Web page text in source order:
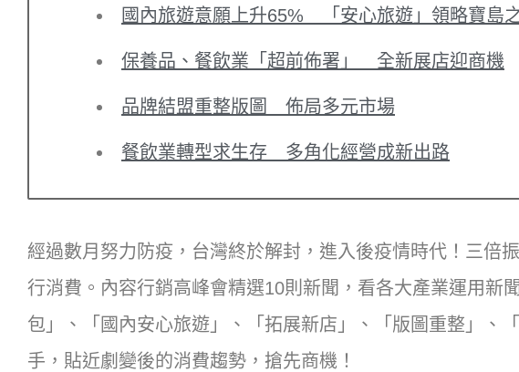
國內旅遊意願上升65% 「安心旅遊」領略寶島
保養品、餐飲業「超前佈署」 全新展店迎商機
品牌結盟重整版圖 佈局多元市場
餐飲業轉型求生存 多角化經營成新出路
經過數月努力防疫，台灣終於解封，進入後疫情時代！三倍
行消費。內容行銷高峰會精選10則新聞，看各大產業運用新
包」、「國內安心旅遊」、「拓展新店」、「版圖重整」、
手，貼近劇變後的消費趨勢，搶先商機！